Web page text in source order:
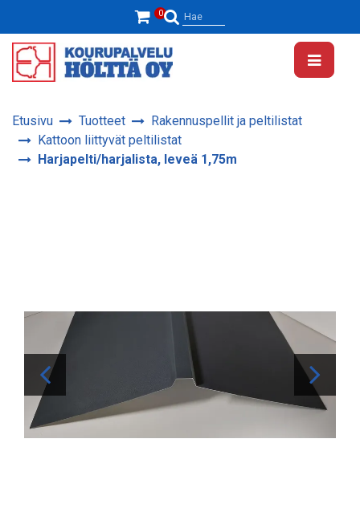
0
Hae
Etusivu Tuotteet
Rakennuspellit ja peltilistat
Kattoon liittyvät peltilistat
Harjapelti/harjalista, leveä 1,75m